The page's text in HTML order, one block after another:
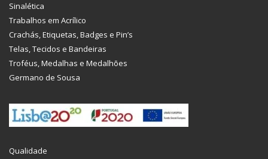
Sinalética
Trabalhos em Acrílico
Crachás, Etiquetas, Badges e Pin’s
Telas, Tecidos e Bandeiras
Troféus, Medalhas e Medalhões
Germano de Sousa
Qualidade